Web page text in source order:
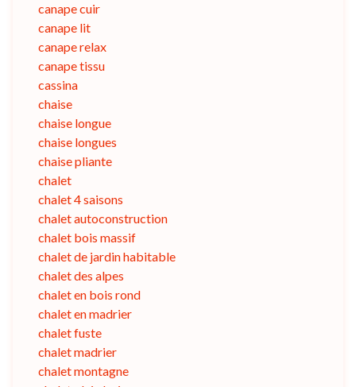
canape cuir
canape lit
canape relax
canape tissu
cassina
chaise
chaise longue
chaise longues
chaise pliante
chalet
chalet 4 saisons
chalet autoconstruction
chalet bois massif
chalet de jardin habitable
chalet des alpes
chalet en bois rond
chalet en madrier
chalet fuste
chalet madrier
chalet montagne